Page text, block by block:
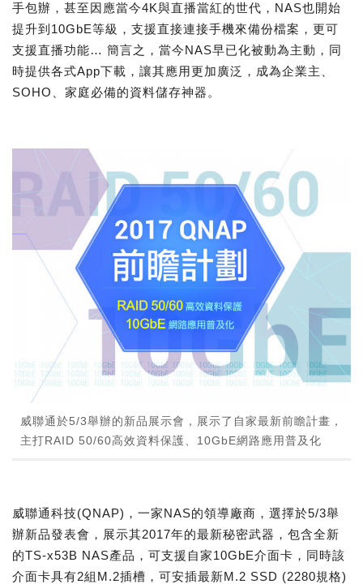
手包辦，甚至因應當今4K與直播當紅的世代，NAS也開始
提升到10GbE等級，支援直接連接手機來備份檔案，更可
支援直播功能… 簡言之，當今NAS早已化被動為主動，同
時提供各式App下載，讓其應用更加廣泛，成為企業主、
SOHO、家庭必備的資料儲存神器。
威聯通於5/3舉辦的新品展示會，展示了自家最新前瞻計畫，
主打RAID 50/60高效資料保護、10GbE網路應用普及化
威聯通科技(QNAP)，一家NAS的領導廠商，選擇於5/3舉
辦新品發表會，展示其2017年的最新秘密武器，包含全新
的TS-x53B NAS產品，可支援自家10GbE介面卡，同時該
介面卡具有2組M.2插槽，可安插最新M.2 SSD (2280規格)